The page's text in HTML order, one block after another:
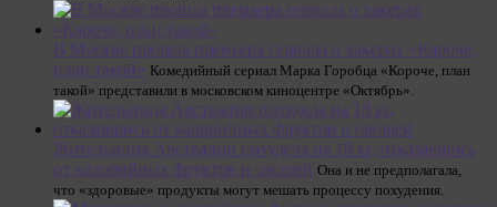
В Москве прошла премьера сериала о хакерах «Короче,
план такой» Комедийный сериал Марка Горобца «Короче, план
такой» представили в московском киноцентре «Октябрь».
Жительница Австралии похудела на 18 кг, отказавшись
от калорийных фруктов и овощей Она и не предполагала,
что «здоровые» продукты могут мешать процессу похудения.